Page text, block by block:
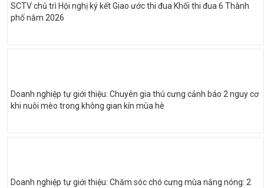
SCTV chủ trì Hội nghị ký kết Giao ước thi đua Khối thi đua 6 Thành
phố năm 2026
Doanh nghiệp tự giới thiệu: Chuyên gia thú cưng cảnh báo 2 nguy cơ
khi nuôi mèo trong không gian kín mùa hè
Doanh nghiệp tự giới thiệu: Chăm sóc chó cưng mùa nắng nóng: 2